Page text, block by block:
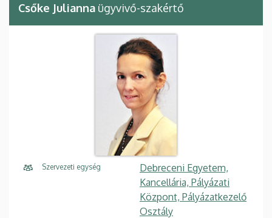
Csőke Julianna ügyvivő-szakértő
Szervezeti egység
Debreceni Egyetem,
Kancellária, Pályázati
Központ, Pályázatkezelő
Osztály